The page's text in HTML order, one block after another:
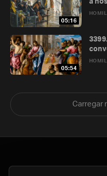
05:16
a
05:54
Carregar